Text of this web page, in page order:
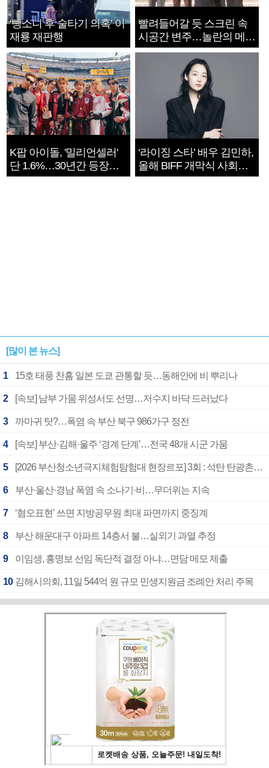
‘뺑소니 후 술타기 의혹’ 이
재룡 재판행
빨려들어갈 듯 스크린 속
시공간 변주…놀란의 메시
지는 ‘전쟁 속죄’
K팝 아이돌, '밀리언셀러'
단 1.6%…30년간 등장
1182개팀 전수조사
‘라이징 스타’ 배우 김민하,
올해 BIFF 개막식 사회자
확정
[많이 본 뉴스]
1 15호 태풍 찬홈 일본 도쿄 관통할 듯…동해안에 비 뿌리나
2 [속보] 남부 가뭄 위성서도 선명…저수지 바닥 드러났다
3 까마귀 탓?…폭염 속 부산 북구 986가구 정전
4 [속보] 부산·김해·울주 ‘경계 단계’…전국 48개 시군 가뭄
5 [2026 부산청소년극지체험탐험대 현장르포] 3회 : 석탄 탄광촌에서 북극 연구의 중심지로
6 부산·울산·경남 폭염 속 소나기·비…무더위는 지속
7 ‘혐오표현’ 쓰면 지방공무원 최대 파면까지 중징계
8 부산 해운대구 아파트 14층서 불…실외기 과열 추정
9 이임생, 홍명보 선임 독단적 결정 아냐…면담 메모 제출
10 김해시의회, 11일 544억 원 규모 민생지원금 조례안 처리 주목